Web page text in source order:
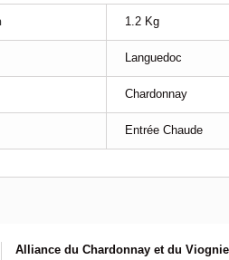
1.2 Kg
Languedoc
Chardonnay
Entrée Chaude
Alliance du Chardonnay et du